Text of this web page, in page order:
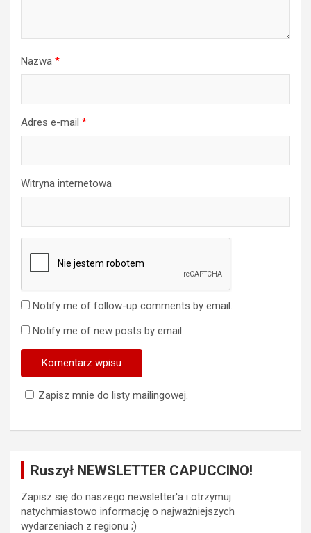
Nazwa *
Adres e-mail *
Witryna internetowa
Notify me of follow-up comments by email.
Notify me of new posts by email.
Zapisz mnie do listy mailingowej.
Ruszył NEWSLETTER CAPUCCINO!
Zapisz się do naszego newsletter'a i otrzymuj
natychmiastowo informację o najważniejszych
wydarzeniach z regionu ;)